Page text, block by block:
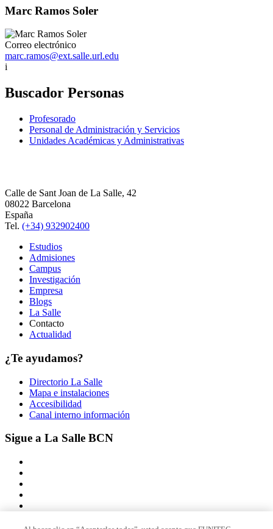
Marc Ramos Soler
Correo electrónico
marc.ramos@ext.salle.url.edu
i
Buscador Personas
Profesorado
Personal de Administración y Servicios
Unidades Académicas y Administrativas
Calle de Sant Joan de La Salle, 42
08022 Barcelona
España
Tel. (+34) 932902400
Estudios
Admisiones
Campus
Investigación
Empresa
Blogs
La Salle
Contacto
Actualidad
¿Te ayudamos?
Directorio La Salle
Mapa e instalaciones
Accesibilidad
Canal interno información
Sigue a La Salle BCN